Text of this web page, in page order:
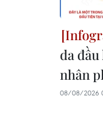
da
nhân
08/08/2026